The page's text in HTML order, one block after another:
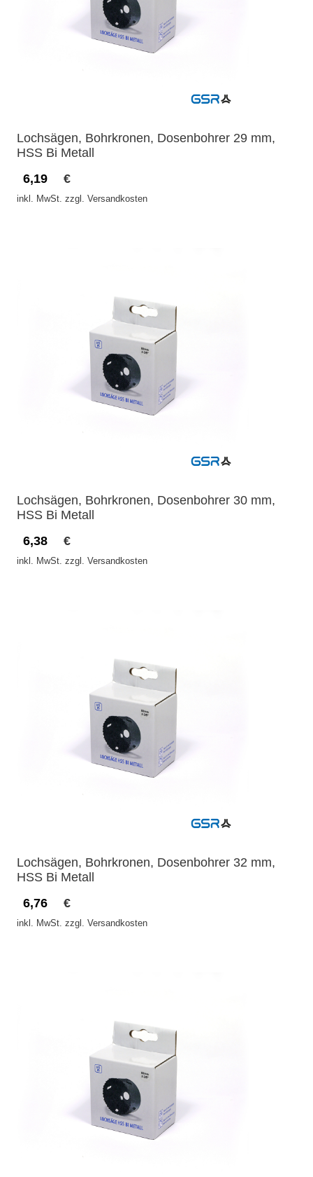
Lochsägen, Bohrkronen, Dosenbohrer 29 mm,
HSS Bi Metall
6,19
€
inkl. MwSt. zzgl. Versandkosten
Lochsägen, Bohrkronen, Dosenbohrer 30 mm,
HSS Bi Metall
6,38
€
inkl. MwSt. zzgl. Versandkosten
Lochsägen, Bohrkronen, Dosenbohrer 32 mm,
HSS Bi Metall
6,76
€
inkl. MwSt. zzgl. Versandkosten